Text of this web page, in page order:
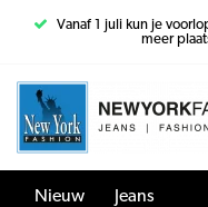
Vanaf 1 juli kun je
meer
Nieuw Jeans